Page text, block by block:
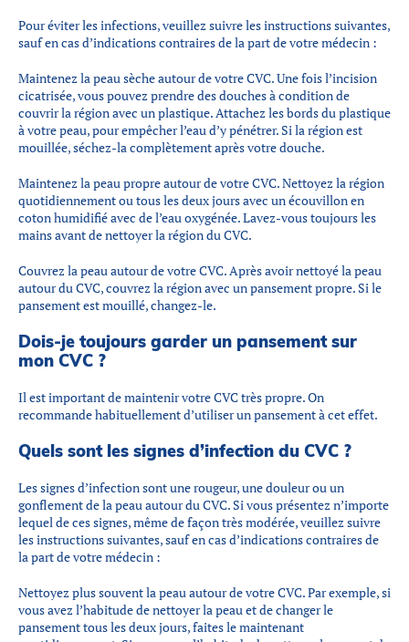
Pour éviter les infections, veuillez suivre les instructions suivantes,
sauf en cas d’indications contraires de la part de votre médecin :
Maintenez la peau sèche autour de votre CVC. Une fois l’incision
cicatrisée, vous pouvez prendre des douches à condition de
couvrir la région avec un plastique. Attachez les bords du plastique
à votre peau, pour empêcher l’eau d’y pénétrer. Si la région est
mouillée, séchez-la complètement après votre douche.
Maintenez la peau propre autour de votre CVC. Nettoyez la région
quotidiennement ou tous les deux jours avec un écouvillon en
coton humidifié avec de l’eau oxygénée. Lavez-vous toujours les
mains avant de nettoyer la région du CVC.
Couvrez la peau autour de votre CVC. Après avoir nettoyé la peau
autour du CVC, couvrez la région avec un pansement propre. Si le
pansement est mouillé, changez-le.
Dois-je toujours garder un pansement sur
mon CVC ?
Il est important de maintenir votre CVC très propre. On
recommande habituellement d’utiliser un pansement à cet effet.
Quels sont les signes d’infection du CVC ?
Les signes d’infection sont une rougeur, une douleur ou un
gonflement de la peau autour du CVC. Si vous présentez n’importe
lequel de ces signes, même de façon très modérée, veuillez suivre
les instructions suivantes, sauf en cas d’indications contraires de
la part de votre médecin :
Nettoyez plus souvent la peau autour de votre CVC. Par exemple, si
vous avez l’habitude de nettoyer la peau et de changer le
pansement tous les deux jours, faites le maintenant